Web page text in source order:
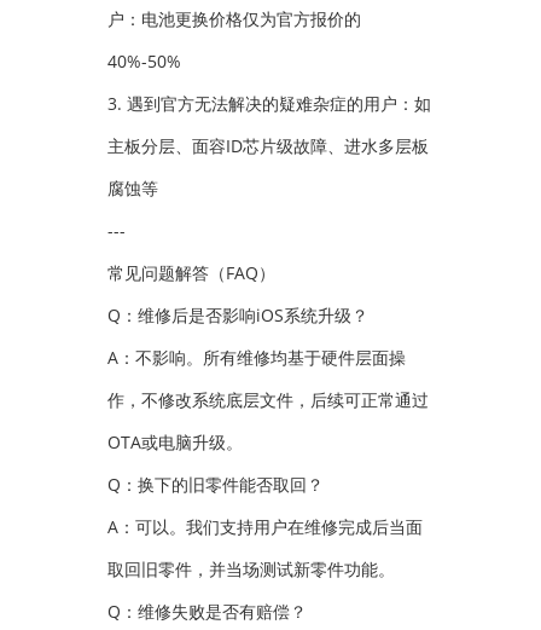
户：电池更换价格仅为官方报价的
40%-50%
3. 遇到官方无法解决的疑难杂症的用户：如
主板分层、面容ID芯片级故障、进水多层板
腐蚀等
---
常见问题解答（FAQ）
Q：维修后是否影响iOS系统升级？
A：不影响。所有维修均基于硬件层面操
作，不修改系统底层文件，后续可正常通过
OTA或电脑升级。
Q：换下的旧零件能否取回？
A：可以。我们支持用户在维修完成后当面
取回旧零件，并当场测试新零件功能。
Q：维修失败是否有赔偿？